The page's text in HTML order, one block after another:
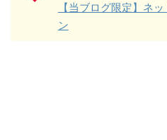
【当ブログ限定】ネ
ン